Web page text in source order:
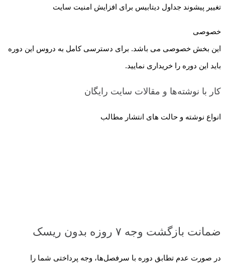
تغییر پیشوند جداول دیتابیس برای افزایش امنیت سایت
خصوصی
این بخش خصوصی می باشد. برای دسترسی کامل به دروس این دوره
باید این دوره را خریداری نمایید.
کار با نوشته‌ها و مقالات سایت رایگان
انواع نوشته و حالت های انتشار مطالب
ضمانت بازگشت وجه ۷ روزه بدون ریسک
در صورت عدم تطابق دوره با سرفصل‌ها، وجه پرداختی شما را